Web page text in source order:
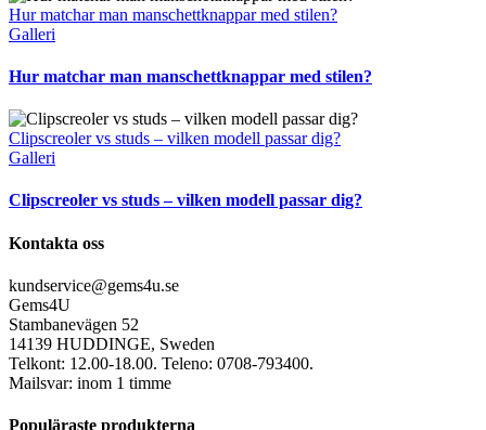
Hur matchar man manschettknappar med stilen?
Galleri
Hur matchar man manschettknappar med stilen?
Clipscreoler vs studs – vilken modell passar dig?
Galleri
Clipscreoler vs studs – vilken modell passar dig?
Kontakta oss
kundservice@gems4u.se
Gems4U
Stambanevägen 52
14139 HUDDINGE, Sweden
Telkont: 12.00-18.00. Teleno: 0708-793400.
Mailsvar: inom 1 timme
Populäraste produkterna